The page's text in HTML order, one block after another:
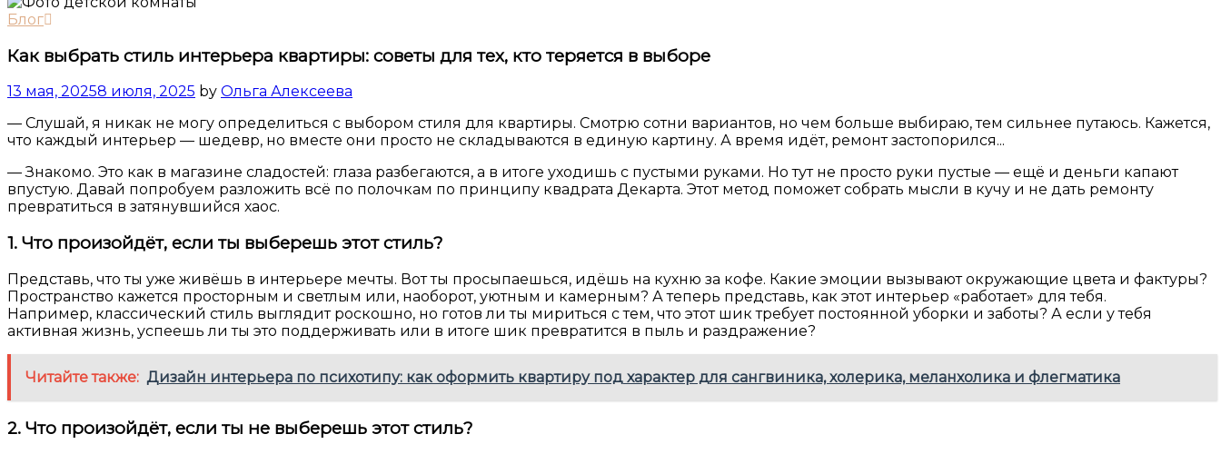
Блог
Как выбрать стиль интерьера квартиры: советы для тех, кто теряется в выборе
13 мая, 20258 июля, 2025 by Ольга Алексеева
— Слушай, я никак не могу определиться с выбором стиля для квартиры. Смотрю сотни вариантов, но чем больше выбираю, тем сильнее путаюсь. Кажется,
что каждый интерьер — шедевр, но вместе они просто не складываются в единую картину. А время идёт, ремонт застопорился...
— Знакомо. Это как в магазине сладостей: глаза разбегаются, а в итоге уходишь с пустыми руками. Но тут не просто руки пустые — ещё и деньги капают
впустую. Давай попробуем разложить всё по полочкам по принципу квадрата Декарта. Этот метод поможет собрать мысли в кучу и не дать ремонту
превратиться в затянувшийся хаос.
1. Что произойдёт, если ты выберешь этот стиль?
Представь, что ты уже живёшь в интерьере мечты. Вот ты просыпаешься, идёшь на кухню за кофе. Какие эмоции вызывают окружающие цвета и фактуры?
Пространство кажется просторным и светлым или, наоборот, уютным и камерным? А теперь представь, как этот интерьер «работает» для тебя.
Например, классический стиль выглядит роскошно, но готов ли ты мириться с тем, что этот шик требует постоянной уборки и заботы? А если у тебя
активная жизнь, успеешь ли ты это поддерживать или в итоге шик превратится в пыль и раздражение?
Читайте также: Дизайн интерьера по психотипу: как оформить квартиру под характер для сангвиника, холерика, меланхолика и флегматика
2. Что произойдёт, если ты не выберешь этот стиль?